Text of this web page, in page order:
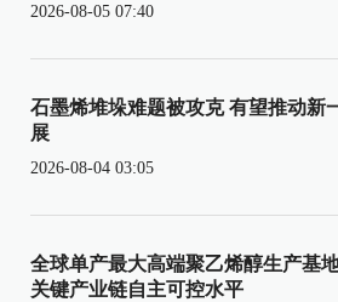
2026-08-05 07:40
石墨烯堆垛难题被攻克 有望推动新
展
2026-08-04 03:05
全球单产最大高端聚乙烯醇生产基
关键产业链自主可控水平